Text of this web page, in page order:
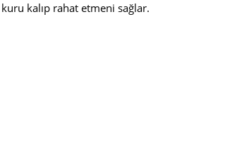
kalıp rahat etmeni sağlar.